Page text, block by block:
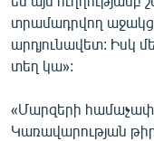
տրամադրվող
արդյունավետ: Իսկ
տեղ կա»:
«Մարզերի
Կառավարության